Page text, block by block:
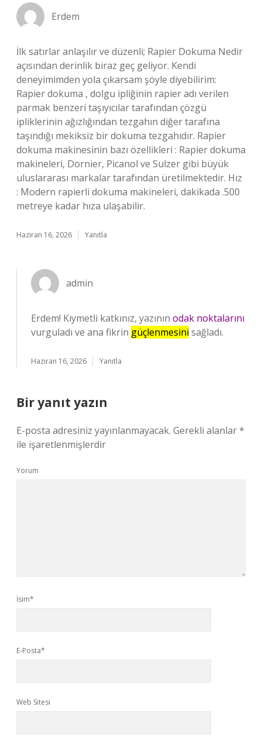
Erdem
İlk satırlar anlaşılır ve düzenli; Rapier Dokuma Nedir
açısından derinlik biraz geç geliyor. Kendi
deneyimimden yola çıkarsam şöyle diyebilirim:
Rapier dokuma , dolgu ipliğinin rapier adı verilen
parmak benzeri taşıyıcılar tarafından çözgü
ipliklerinin ağızlığından tezgahın diğer tarafına
taşındığı mekiksiz bir dokuma tezgahıdır. Rapier
dokuma makinesinin bazı özellikleri : Rapier dokuma
makineleri, Dornier, Picanol ve Sulzer gibi büyük
uluslararası markalar tarafından üretilmektedir. Hız
: Modern rapierli dokuma makineleri, dakikada .500
metreye kadar hıza ulaşabilir.
Haziran 16, 2026 Yanıtla
admin
Erdem! Kıymetli katkınız, yazının odak noktalarını
vurguladı ve ana fikrin güçlenmesini sağladı.
Haziran 16, 2026 Yanıtla
Bir yanıt yazın
E-posta adresiniz yayınlanmayacak. Gerekli alanlar*
ile işaretlenmişlerdir
Yorum
İsim*
E-Posta*
Web Sitesi